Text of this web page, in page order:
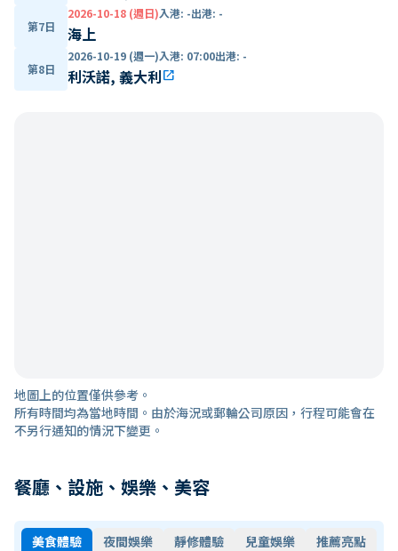
第7日
2026-10-18 (週日)入港: -出港: -
海上
第8日
2026-10-19 (週一)入港: 07:00出港: -
利沃諾, 義大利open_in_new
地圖上的位置僅供參考。
所有時間均為當地時間。由於海況或郵輪公司原因，行程可能會在
不另行通知的情況下變更。
餐廳、設施、娛樂、美容
美食體驗 夜間娛樂 靜修體驗 兒童娛樂 推薦亮點